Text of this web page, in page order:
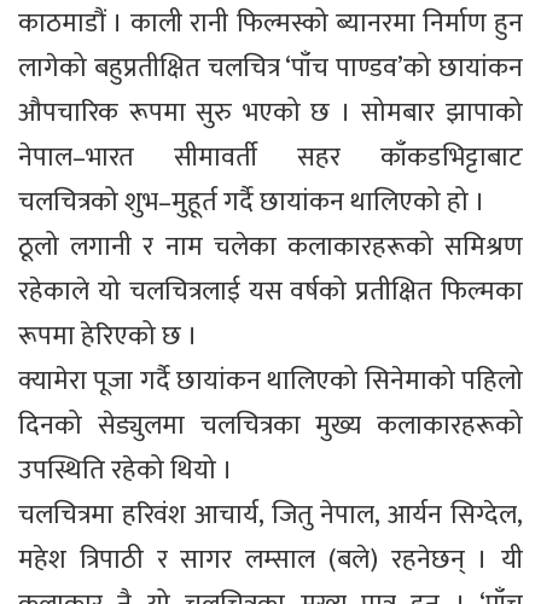
काठमाडौं । काली रानी फिल्मस्को ब्यानरमा निर्माण हुन
लागेको बहुप्रतीक्षित चलचित्र ‘पाँच पाण्डव’को छायांकन
औपचारिक रूपमा सुरु भएको छ । सोमबार झापाको
नेपाल–भारत सीमावर्ती सहर काँकडभिट्टाबाट
चलचित्रको शुभ–मुहूर्त गर्दै छायांकन थालिएको हो ।
ठूलो लगानी र नाम चलेका कलाकारहरूको समिश्रण
रहेकाले यो चलचित्रलाई यस वर्षको प्रतीक्षित फिल्मका
रूपमा हेरिएको छ ।
क्यामेरा पूजा गर्दै छायांकन थालिएको सिनेमाको पहिलो
दिनको सेड्युलमा चलचित्रका मुख्य कलाकारहरूको
उपस्थिति रहेको थियो ।
चलचित्रमा हरिवंश आचार्य, जितु नेपाल, आर्यन सिग्देल,
महेश त्रिपाठी र सागर लम्साल (बले) रहनेछन् । यी